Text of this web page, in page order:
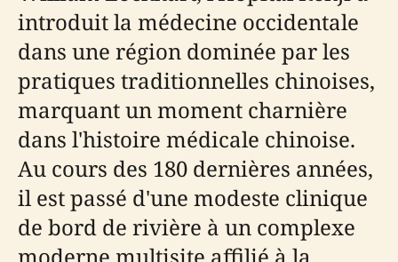
introduit la médecine occidentale
dans une région dominée par les
pratiques traditionnelles chinoises,
marquant un moment charnière
dans l'histoire médicale chinoise.
Au cours des 180 dernières années,
il est passé d'une modeste clinique
de bord de rivière à un complexe